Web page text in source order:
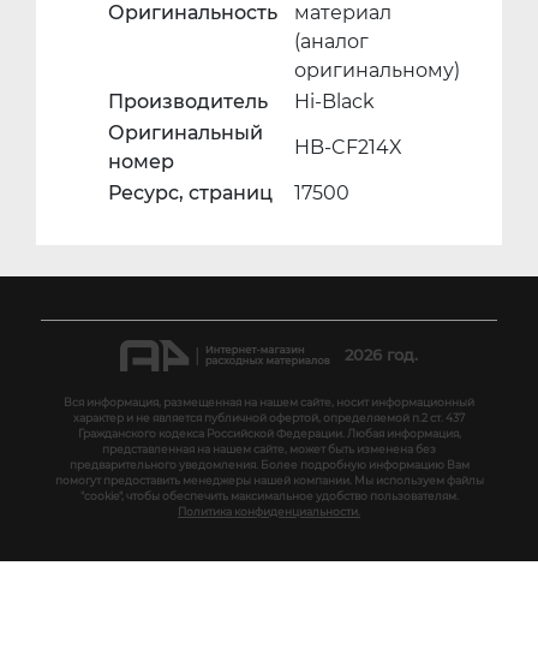
Оригинальность
материал
(аналог
оригинальному)
Производитель
Hi-Black
Оригинальный
номер
HB-CF214X
Ресурс, страниц
17500
2026 год.
Вся информация, размещенная на нашем сайте, носит информационный
характер и не является публичной офертой, определяемой п.2 ст. 437
Гражданского кодекса Российской Федерации. Любая информация,
представленная на нашем сайте, может быть изменена без
предварительного уведомления. Более подробную информацию Вам
помогут предоставить менеджеры нашей компании. Мы используем файлы
"cookie", чтобы обеспечить максимальное удобство пользователям.
Политика конфиденциальности.